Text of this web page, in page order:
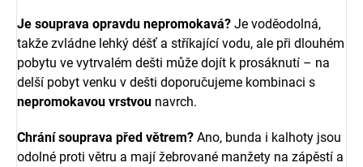
Je souprava opravdu nepromokavá? Je voděodolná,
takže zvládne lehký déšť a stříkající vodu, ale při dlouhém
pobytu ve vytrvalém dešti může dojít k prosáknutí – na
delší pobyt venku v dešti doporučujeme kombinaci s
nepromokavou vrstvou navrch.
Chrání souprava před větrem? Ano, bunda i kalhoty jsou
odolné proti větru a mají žebrované manžety na zápěstí a